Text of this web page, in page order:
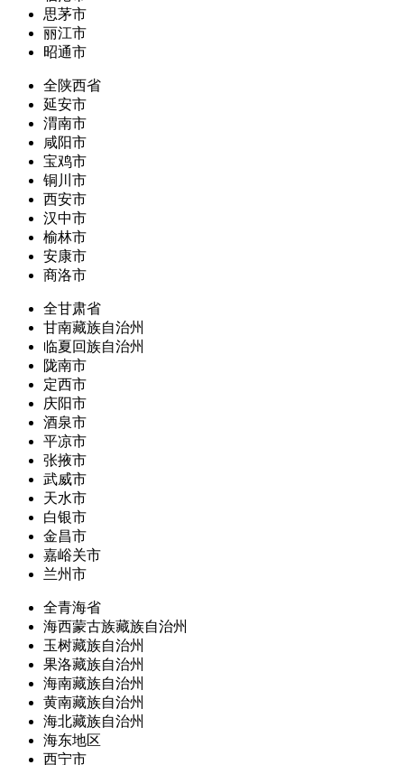
思茅市
丽江市
昭通市
全陕西省
延安市
渭南市
咸阳市
宝鸡市
铜川市
西安市
汉中市
榆林市
安康市
商洛市
全甘肃省
甘南藏族自治州
临夏回族自治州
陇南市
定西市
庆阳市
酒泉市
平凉市
张掖市
武威市
天水市
白银市
金昌市
嘉峪关市
兰州市
全青海省
海西蒙古族藏族自治州
玉树藏族自治州
果洛藏族自治州
海南藏族自治州
黄南藏族自治州
海北藏族自治州
海东地区
西宁市